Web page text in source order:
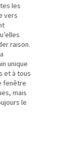
les
vers
raison.
unique
et à tous
fenêtre
mais
le